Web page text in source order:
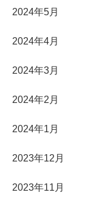
2024年5月
2024年4月
2024年3月
2024年2月
2024年1月
2023年12月
2023年11月